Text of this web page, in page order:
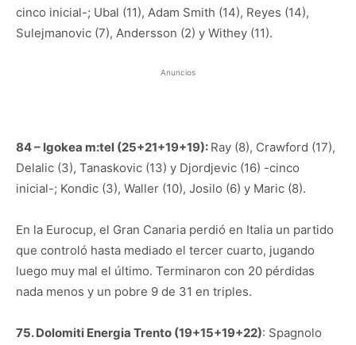
cinco inicial-; Ubal (11), Adam Smith (14), Reyes (14),
Sulejmanovic (7), Andersson (2) y Withey (11).
Anuncios
84 – Igokea m:tel (25+21+19+19): Ray (8), Crawford (17),
Delalic (3), Tanaskovic (13) y Djordjevic (16) -cinco
inicial-; Kondic (3), Waller (10), Josilo (6) y Maric (8).
En la Eurocup, el Gran Canaria perdió en Italia un partido
que controló hasta mediado el tercer cuarto, jugando
luego muy mal el último. Terminaron con 20 pérdidas
nada menos y un pobre 9 de 31 en triples.
75. Dolomiti Energia Trento (19+15+19+22): Spagnolo